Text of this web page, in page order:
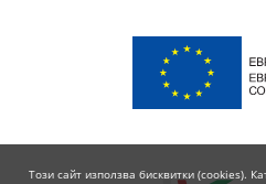
Този сайт използва бисквитки (cookies).